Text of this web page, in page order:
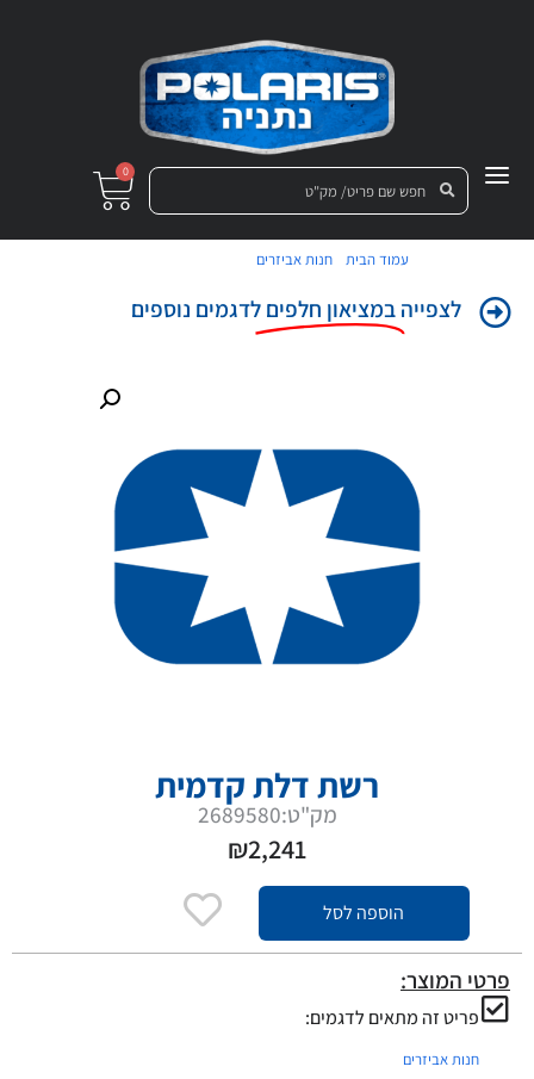
0
עמוד הבית /חנות אביזרים
לצפייהבמציאון חלפים לדגמים נוספים
רשת דלת קדמית
מק"ט:2689580
₪2,241
הוספה לסל
פרטי המוצר:
פריט זה מתאים לדגמים:
חנות אביזרים